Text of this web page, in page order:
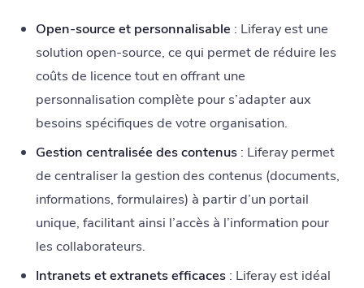
Open-source et personnalisable : Liferay est une
solution open-source, ce qui permet de réduire les
coûts de licence tout en offrant une
personnalisation complète pour s’adapter aux
besoins spécifiques de votre organisation.
Gestion centralisée des contenus: Liferay permet
de centraliser la gestion des contenus (documents,
informations, formulaires) à partir d’un portail
unique, facilitant ainsi l’accès à l’information pour
les collaborateurs.
Intranets et extranets efficaces: Liferay est idéal